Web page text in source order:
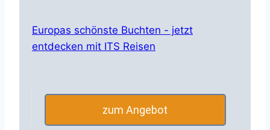
Europas schönste Buchten - jetzt
entdecken mit ITS Reisen
zum Angebot